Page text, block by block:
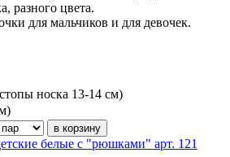
разного цвета.
для мальчиков и для девочек.
носка 13-14 см)